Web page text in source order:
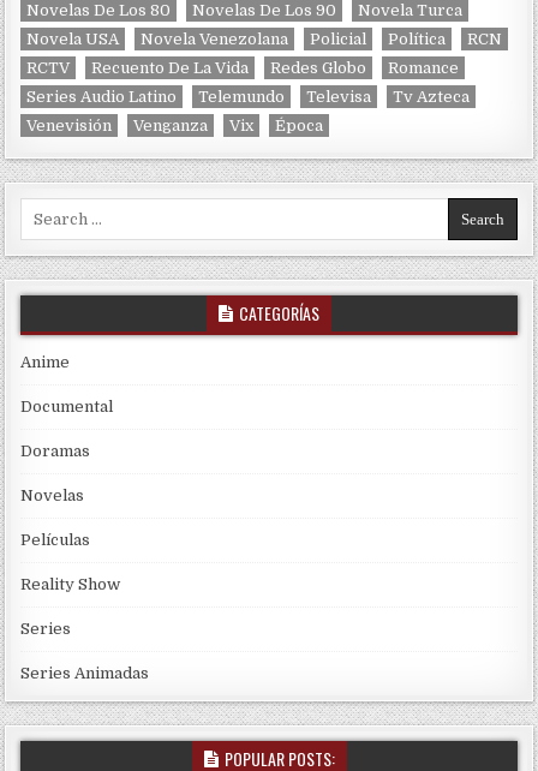
Novelas De Los 80
Novelas De Los 90
Novela Turca
Novela USA
Novela Venezolana Policial Política
RCN
RCTV
Recuento De La Vida Redes Globo
Romance
Series Audio Latino
Telemundo Televisa
Tv Azteca
Venevisión
Venganza Vix Época
Search for:
CATEGORÍAS
Anime
Documental
Doramas
Novelas
Películas
Reality Show
Series
Series Animadas
POPULAR POSTS: